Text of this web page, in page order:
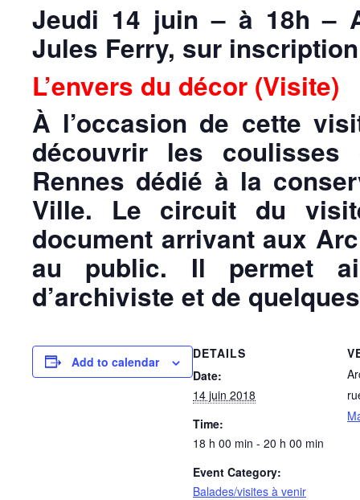
Jeudi 14 juin – à 18h –
Jules Ferry, sur
L’envers du décor (Visite)
À l’occasion de cette
découvrir les
Rennes dédié à la
Ville. Le circuit du
document arrivant aux
au public. Il permet
d’archiviste et de
Add to calendar
DETAILS
Date:
14 juin 2018
Time:
18 h 00 min - 20 h 00 min
Event Category:
Balades/visites à venir